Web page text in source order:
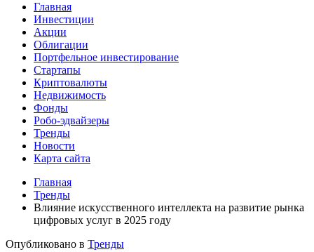
Главная
Инвестиции
Акции
Облигации
Портфельное инвестирование
Стартапы
Криптовалюты
Недвижимость
Фонды
Робо-эдвайзеры
Тренды
Новости
Карта сайта
Главная
Тренды
Влияние искусственного интеллекта на развитие рынка
цифровых услуг в 2025 году
Опубликовано в Тренды